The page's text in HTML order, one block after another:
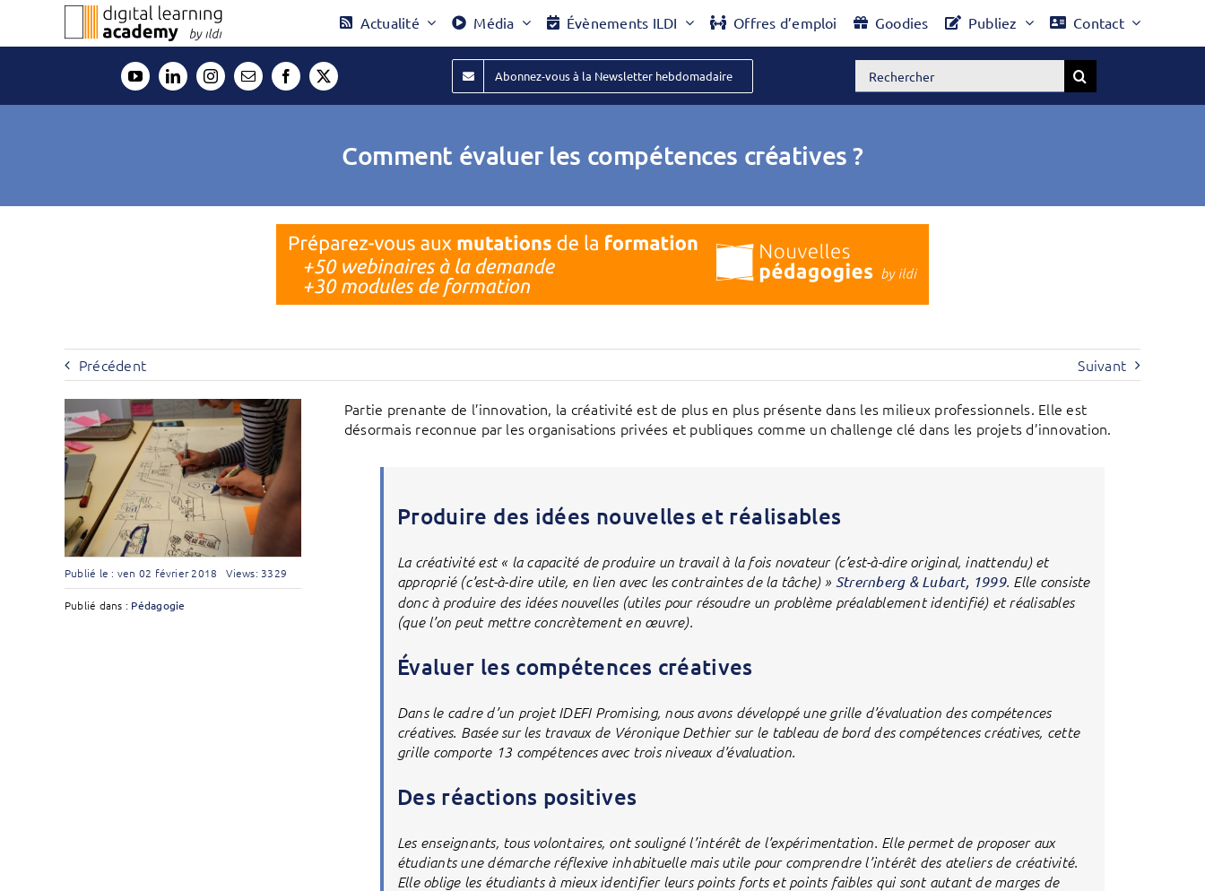
contenu
Actualité Média Évènements ILDI Offres d’emploi Goodies Publiez Contact
Abonnez-vous à la Newsletter hebdomadaire Rechercher:
Comment évaluer les compétences créatives ?
Précédent Suivant
Publié le : ven 02 février 2018 Views: 3329
Publié dans : Pédagogie
Partie prenante de l’innovation, la créativité est de plus en plus présente dans les milieux professionnels. Elle est
désormais reconnue par les organisations privées et publiques comme un challenge clé dans les projets d’innovation.
Produire des idées nouvelles et réalisables
La créativité est « la capacité de produire un travail à la fois novateur (c’est-à-dire original, inattendu) et
approprié (c’est-à-dire utile, en lien avec les contraintes de la tâche) » Strernberg & Lubart, 1999. Elle consiste
donc à produire des idées nouvelles (utiles pour résoudre un problème préalablement identifié) et réalisables
(que l’on peut mettre concrètement en œuvre).
Évaluer les compétences créatives
Dans le cadre d’un projet IDEFI Promising, nous avons développé une grille d’évaluation des compétences
créatives. Basée sur les travaux de Véronique Dethier sur le tableau de bord des compétences créatives, cette
grille comporte 13 compétences avec trois niveaux d’évaluation.
Des réactions positives
Les enseignants, tous volontaires, ont souligné l’intérêt de l’expérimentation. Elle permet de proposer aux
étudiants une démarche réflexive inhabituelle mais utile pour comprendre l’intérêt des ateliers de créativité.
Elle oblige les étudiants à mieux identifier leurs points forts et points faibles qui sont autant de marges de